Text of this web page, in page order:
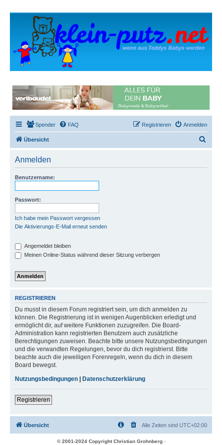
Spender FAQ Anmelden
Registrieren
Übersicht
Anmelden
Benutzername:
Passwort:
Ich habe mein Passwort vergessen
Die Aktivierungs-E-Mail erneut senden
Angemeldet bleiben
Meinen Online-Status während dieser Sitzung verbergen
REGISTRIEREN
Du musst in diesem Forum registriert sein, um dich anmelden zu
können. Die Registrierung ist in wenigen Augenblicken erledigt und
ermöglicht dir, auf weitere Funktionen zuzugreifen. Die Board-
Administration kann registrierten Benutzern auch zusätzliche
Berechtigungen zuweisen. Beachte bitte unsere Nutzungsbedingungen
und die verwandten Regelungen, bevor du dich registrierst. Bitte
beachte auch die jeweiligen Forenregeln, wenn du dich in diesem
Board bewegst.
Nutzungsbedingungen
Datenschutzerklärung
Registrieren
Übersicht Alle Zeiten sind UTC+02:00
© 2001-2024 Copyright Christian Grohnberg-